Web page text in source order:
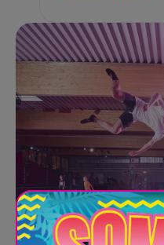
Unser Trampolinkurs